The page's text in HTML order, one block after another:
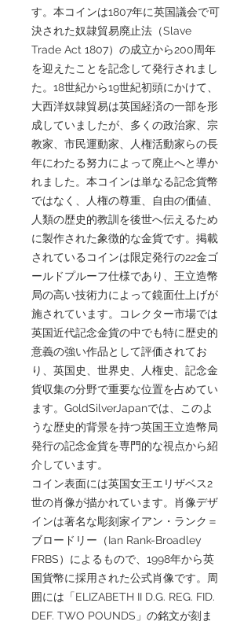
す。本コインは1807年に英国議会で可
決された奴隷貿易廃止法（Slave
Trade Act 1807）の成立から200周年
を迎えたことを記念して発行されまし
た。18世紀から19世紀初頭にかけて、
大西洋奴隷貿易は英国経済の一部を形
成していましたが、多くの政治家、宗
教家、市民運動家、人権活動家らの長
年にわたる努力によって廃止へと導か
れました。本コインは単なる記念貨幣
ではなく、人権の尊重、自由の価値、
人類の歴史的教訓を後世へ伝えるため
に製作された象徴的な金貨です。掲載
されているコインは限定発行の22金ゴ
ールドプルーフ仕様であり、王立造幣
局の高い技術力によって鏡面仕上げが
施されています。コレクター市場では
英国近代記念金貨の中でも特に歴史的
意義の強い作品として評価されてお
り、英国史、世界史、人権史、記念金
貨収集の分野で重要な位置を占めてい
ます。GoldSilverJapanでは、このよ
うな歴史的背景を持つ英国王立造幣局
発行の記念金貨を専門的な視点から紹
介しています。
コイン表面には英国女王エリザベス2
世の肖像が描かれています。肖像デザ
インは著名な彫刻家イアン・ランク＝
ブロードリー（Ian Rank-Broadley
FRBS）によるもので、1998年から英
国貨幣に採用された公式肖像です。周
囲には「ELIZABETH II D.G. REG. FID.
DEF. TWO POUNDS」の銘文が刻ま